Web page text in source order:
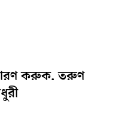
করুক. তরুণ